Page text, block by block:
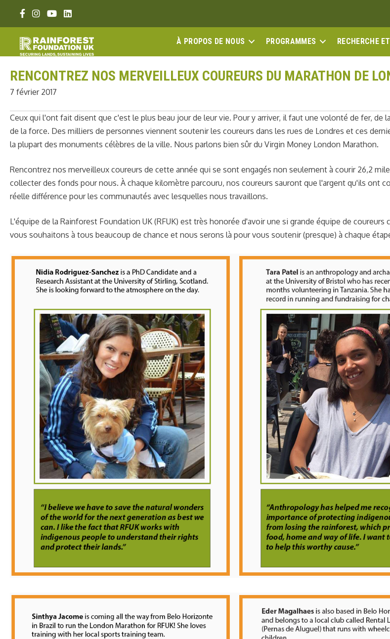
Lien Facebook
Lien Instagram
Lien Youtube
Linkedin link
À PROPOS DE NOUS PROGRAMMES RECHERCHE
RENCONTREZ NOS MERVEILLEUX COUREURS DU MARATHON DE
7 février 2017
Ceux qui l'ont fait disent que c'est le plus beau jour de leur vie. Pour y arriver, il faut une volonté de fer, de
de la force. Des milliers de personnes viennent soutenir les coureurs dans les rues de Londres et ces
la plupart des monuments célèbres de la ville. Nous parlons bien sûr du Virgin Money London Marathon.
Rencontrez nos merveilleux coureurs de cette année qui se sont engagés non seulement à courir 26,2
collecter des fonds pour nous. À chaque kilomètre parcouru, nos coureurs sauront que l'argent qu'ils ont
réelle différence pour les communautés avec lesquelles nous travaillons.
L'équipe de la Rainforest Foundation UK (RFUK) est très honorée d'avoir une si grande équipe de coureurs
vous souhaitons à tous beaucoup de chance et nous serons là pour vous soutenir (presque) à chaque